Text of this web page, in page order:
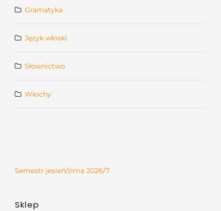
Gramatyka
Język włoski
Słownictwo
Włochy
Semestr jesień/zima 2026/7
Sklep